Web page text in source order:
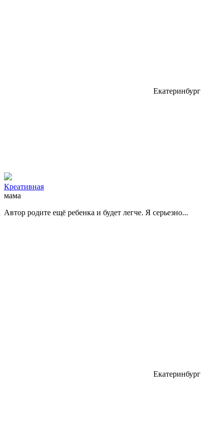
Екатеринбург
Креативная
мама
Автор родите ещё ребенка и будет легче. Я серьезно...
Екатеринбург